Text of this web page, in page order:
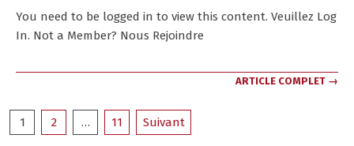
12-
10
You need to be logged in to view this content. Veuillez Log
In. Not a Member? Nous Rejoindre
ARTICLE COMPLET →
Pagination
1 2 … 11 Suivant